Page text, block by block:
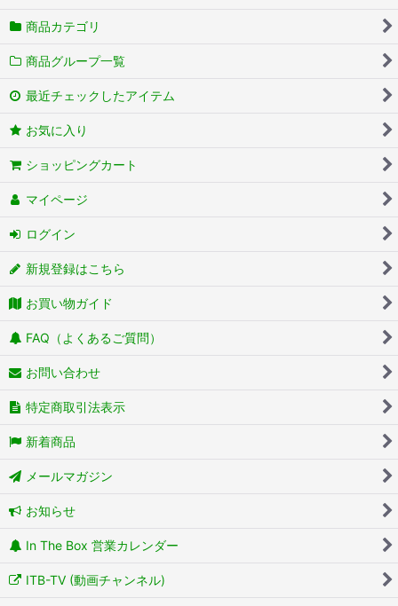
商品カテゴリ
商品グループ一覧
最近チェックしたアイテム
お気に入り
ショッピングカート
マイページ
ログイン
新規登録はこちら
お買い物ガイド
FAQ（よくあるご質問）
お問い合わせ
特定商取引法表示
新着商品
メールマガジン
お知らせ
In The Box 営業カレンダー
ITB-TV (動画チャンネル)